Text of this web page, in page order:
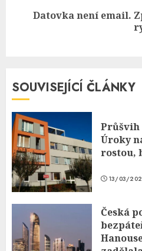
NextDatovka není email.
SOUVISEJÍCÍ ČLÁNKY
Průšvih
Úroky
rostou,
13/03/
Česká